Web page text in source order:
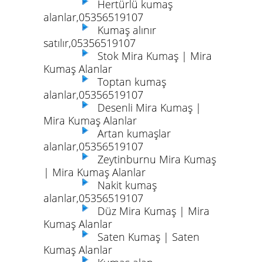
Hertürlü kumaş
alanlar,05356519107
Kumaş alınır
satılır,05356519107
Stok Mira Kumaş | Mira
Kumaş Alanlar
Toptan kumaş
alanlar,05356519107
Desenli Mira Kumaş |
Mira Kumaş Alanlar
Artan kumaşlar
alanlar,05356519107
Zeytinburnu Mira Kumaş
| Mira Kumaş Alanlar
Nakit kumaş
alanlar,05356519107
Düz Mira Kumaş | Mira
Kumaş Alanlar
Saten Kumaş | Saten
Kumaş Alanlar